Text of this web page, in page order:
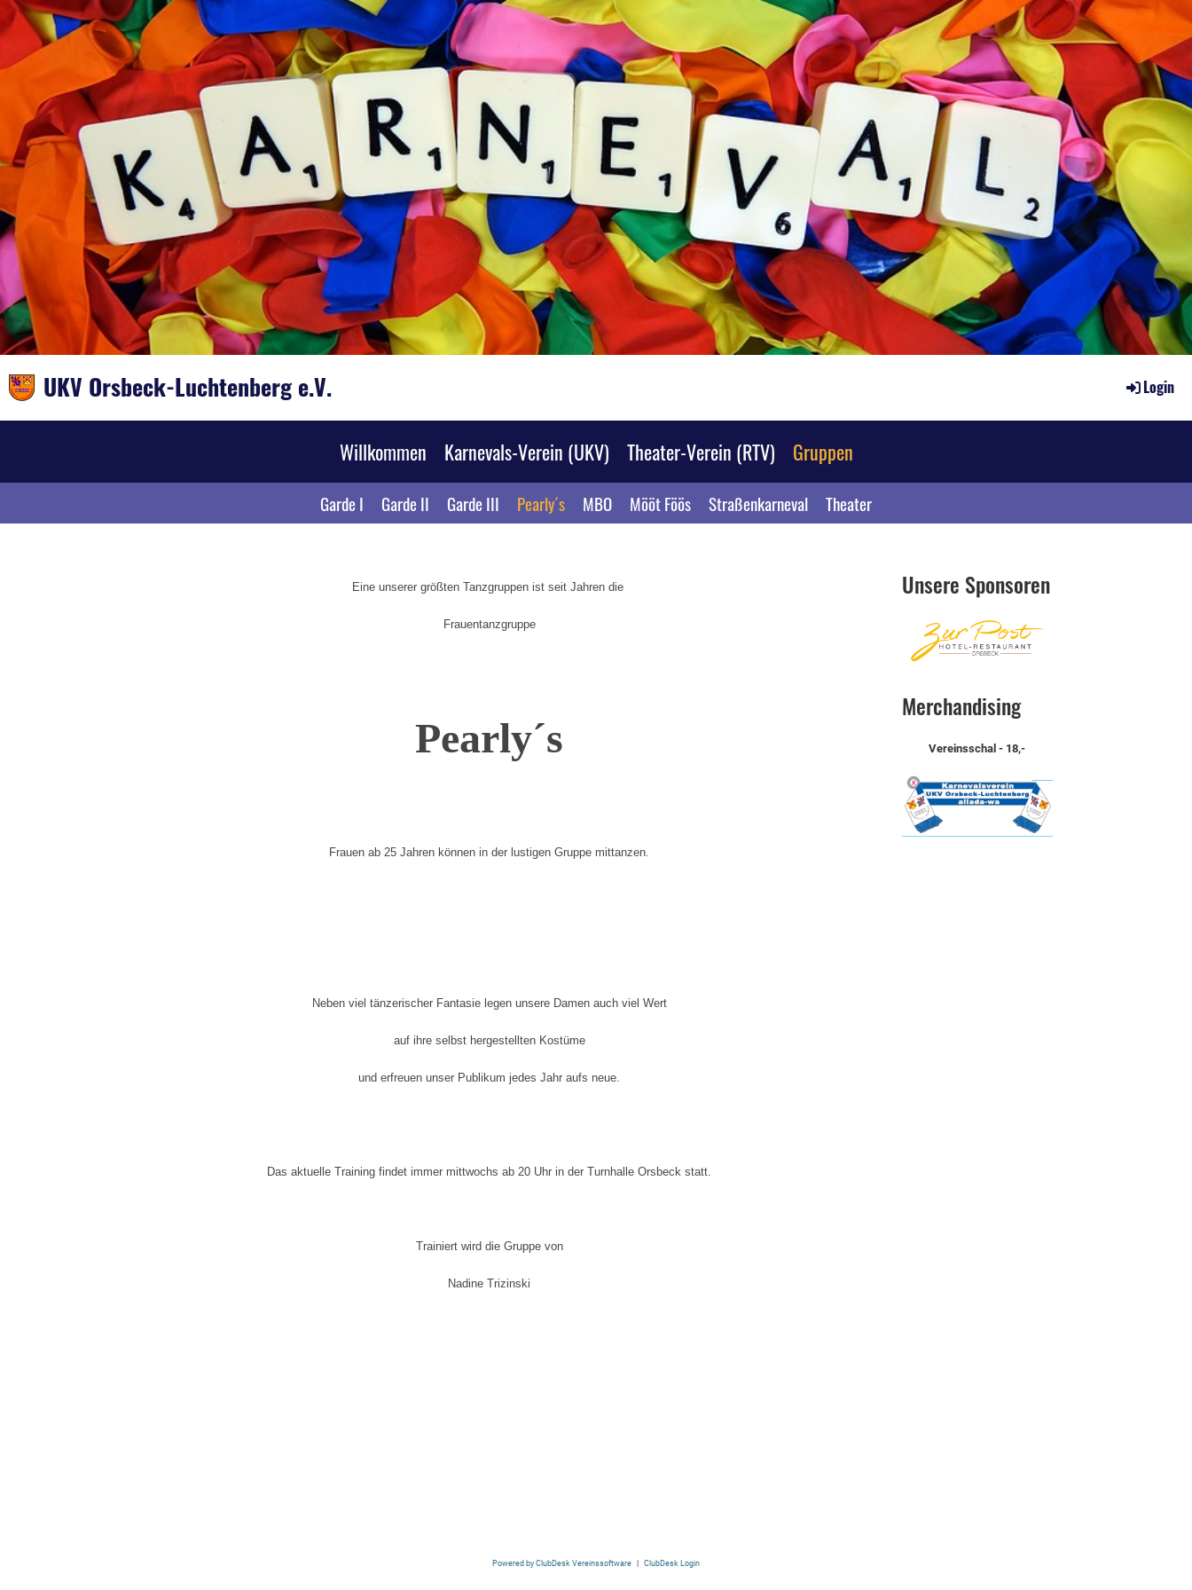
UKV Orsbeck-Luchtenberg e.V. Login
Willkommen Karnevals-Verein (UKV) Theater-Verein (RTV) Gruppen
Garde I Garde II Garde III Pearly´s MBO Mööt Föös Straßenkarneval Theater
Eine unserer größten Tanzgruppen ist seit Jahren die
Frauentanzgruppe
Pearly´s
Frauen ab 25 Jahren können in der lustigen Gruppe mittanzen.
Neben viel tänzerischer Fantasie legen unsere Damen auch viel Wert
auf ihre selbst hergestellten Kostüme
und erfreuen unser Publikum jedes Jahr aufs neue.
Das aktuelle Training findet immer mittwochs ab 20 Uhr in der Turnhalle Orsbeck statt.
Trainiert wird die Gruppe von
Nadine Trizinski
Unsere Sponsoren
Merchandising
Vereinsschal - 18,-
Powered by ClubDesk Vereinssoftware| ClubDesk Login